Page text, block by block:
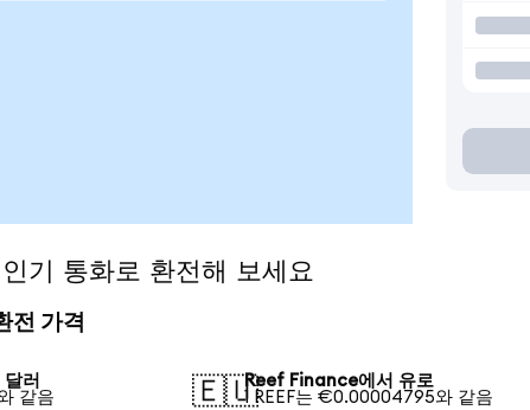
통화로 환전해 보세요
전 가격
러
같음
🇪🇺Reef Finance에서 유로
1 REEF는 €0.00004795와 같음